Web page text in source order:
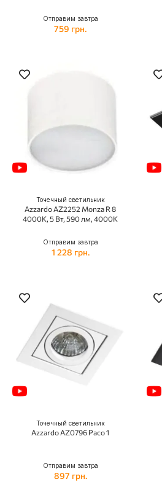
Отправим завтра
759 грн.
Точечный светильник
Azzardo AZ2252 Monza R 8
4000K, 5 Вт, 590 лм, 4000K
Отправим завтра
1 228 грн.
Точечный светильник
Azzardo AZ0796 Paco 1
Отправим завтра
897 грн.